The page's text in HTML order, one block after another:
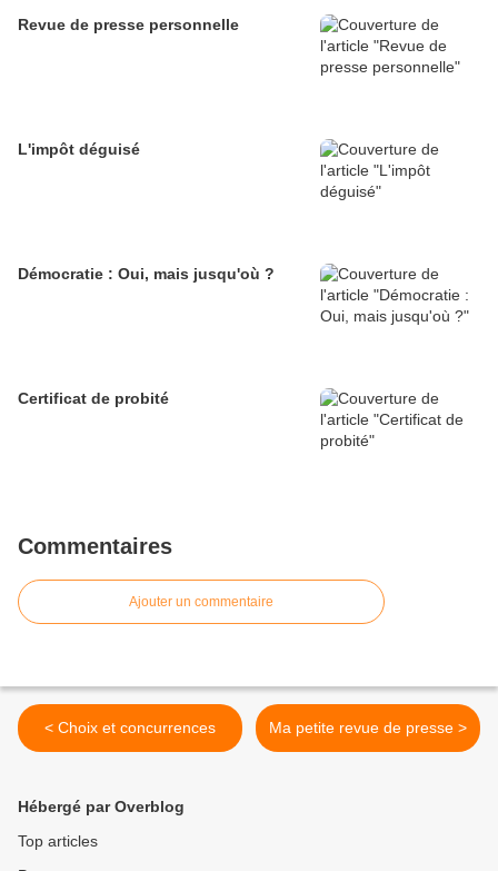
Revue de presse personnelle
L'impôt déguisé
Démocratie : Oui, mais jusqu'où ?
Certificat de probité
Commentaires
Ajouter un commentaire
< Choix et concurrences Ma petite revue de presse >
Hébergé par Overblog
Top articles